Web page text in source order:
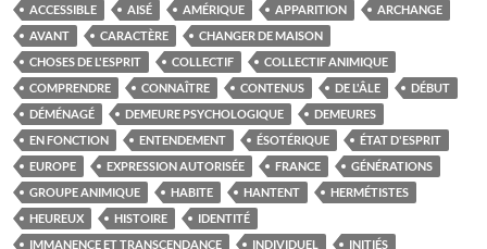
ACCESSIBLE AISÉ AMÉRIQUE APPARITION
ARCHANGE
AVANT
CARACTÈRE
CHANGER DE MAISON
CHOSES DE L'ESPRIT
COLLECTIF
COLLECTIF ANIMIQUE
COMPRENDRE
CONNAÎTRE CONTENUS DE L'ÂLE
DÉBUT
DÉMÉNAGÉ
DEMEURE PSYCHOLOGIQUE
DEMEURES
EN FONCTION
ENTENDEMENT ÉSOTÉRIQUE
ÉTAT D'ESPRIT
EUROPE
EXPRESSION AUTORISÉE FRANCE
GÉNÉRATIONS
GROUPE ANIMIQUE
HABITE HANTENT
HERMÉTISTES
HEUREUX
HISTOIRE
IDENTITÉ
IMMANENCE ET TRANSCENDANCE
INDIVIDUEL INITIÉS